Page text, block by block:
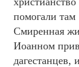
помогали
Смиренная
Иоанном
дагестанцев,